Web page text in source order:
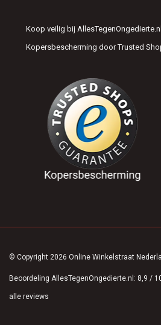
Koop veilig bij AllesTegenOngedierte.nl
Kopersbescherming door Trusted
© Copyright 2026 Online Winkelstraat
Beoordeling AllesTegenOngedierte.nl : 8,9 /
alle reviews